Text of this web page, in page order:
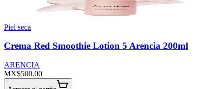
Piel seca
Crema Red Smoothie Lotion 5 Arencia 200ml
ARENCIA
MX$500.00